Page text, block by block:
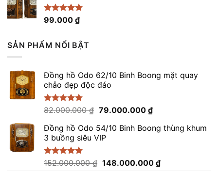
Được xếp
4.96
99.000 ₫
SẢN PHẨM NỔI BẬT
Đồng hồ Odo 62/10 Binh Boong mặt quay
chảo đẹp độc đáo
Được xếp
5 sao
82.000.000₫ Giá
là:
82.000.000 ₫.
79.000.000 ₫Giá
tại
Đồng hồ Odo 54/10 Binh Boong thùng khum
3 buồng siêu VIP
Được xếp
152.000.000₫ Giá
148.000.000 ₫Giá